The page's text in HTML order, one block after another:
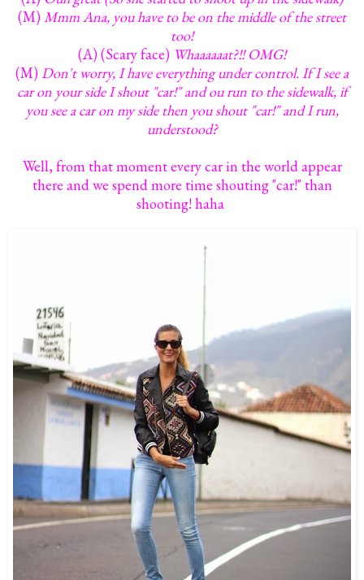
(M)Mmm Ana, you have to be on the middle of the street
too!
(A) (Scary face) Whaaaaaat?!! OMG!
(M)Don't worry, I have everything under control. If I see a
car on your side I shout "car!" and ou run to the sidewalk, if
you see a car on my side then you shout "car!" and I run,
understood?
Well, from that moment every car in the world appear
there and we spend more time shouting "car!" than
shooting! haha